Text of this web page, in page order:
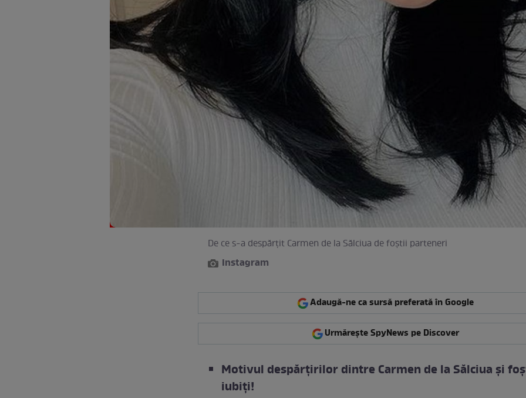
De ce s-a despărțit Carmen de la Sălciua de foștii parteneri
Instagram
Adaugă-ne ca sursă preferată în Google
Urmărește SpyNews pe Discover
Motivul despărțirilor dintre Carmen de la Sălciua și
iubiți!